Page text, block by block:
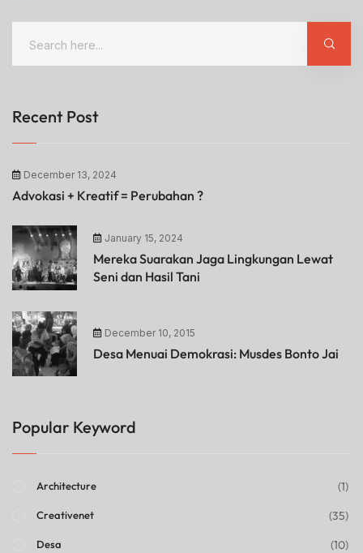
Recent Post
December 13, 2024
Advokasi + Kreatif = Perubahan ?
January 15, 2024
Mereka Suarakan Jaga Lingkungan Lewat
Seni dan Hasil Tani
December 10, 2015
Desa Menuai Demokrasi: Musdes Bonto Jai
Popular Keyword
Architecture (1)
Creativenet (35)
Desa (10)